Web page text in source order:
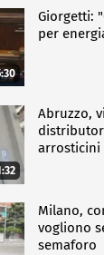
Giorgetti:
per
Abruzzo,
arrosticini
Milano,
vogliono
semaforo